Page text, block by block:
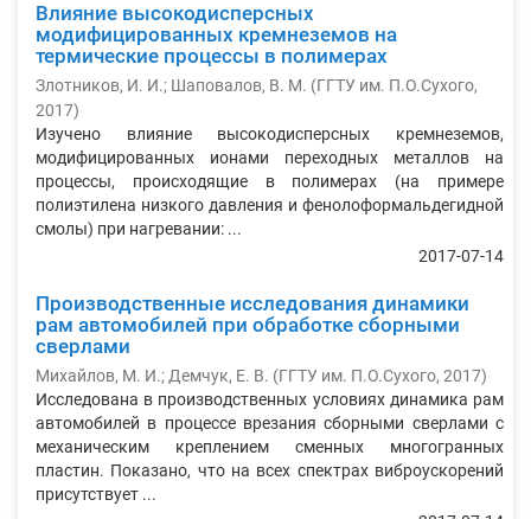
Влияние высокодисперсных
модифицированных кремнеземов на
термические процессы в полимерах
Злотников, И. И.; Шаповалов, В. М. (ГГТУ им. П.О.Сухого,
2017)
Изучено влияние высокодисперсных кремнеземов,
модифицированных ионами переходных металлов на
процессы, происходящие в полимерах (на примере
полиэтилена низкого давления и фенолоформальдегидной
смолы) при нагревании: ...
2017-07-14
Производственные исследования динамики
рам автомобилей при обработке сборными
сверлами
Михайлов, М. И.; Демчук, Е. В. (ГГТУ им. П.О.Сухого, 2017)
Исследована в производственных условиях динамика рам
автомобилей в процессе врезания сборными сверлами с
механическим креплением сменных многогранных
пластин. Показано, что на всех спектрах виброускорений
присутствует ...